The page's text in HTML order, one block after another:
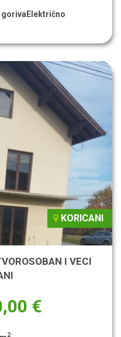
gorivaElektrično
KORICANI
I VECI
€
2